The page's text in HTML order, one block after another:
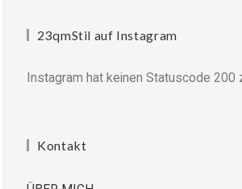
23qmStil auf Instagram
Instagram hat keinen Statuscode 200
Kontakt